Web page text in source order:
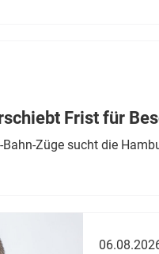
Frist für
Bahn-Züge sucht die